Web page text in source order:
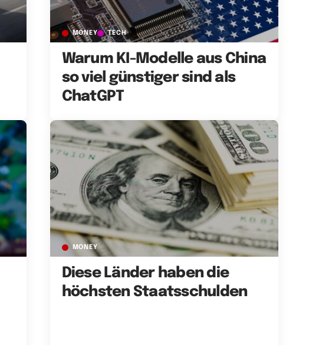
MONEY TECH
Warum KI-Modelle aus China
so viel günstiger sind als
ChatGPT
MONEY
Diese Länder haben die
höchsten Staatsschulden